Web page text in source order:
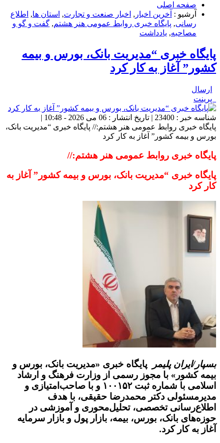
صفحه اصلی
آرشیو : آخرین اخبار , اخبار صنعت و تجارت, استان ها, اطلاع
رسانی, پایگاه خبری روابط عمومی هنر هشتم, گفت و گو و
مصاحبه, یادداشت
پایگاه خبری “مدیریت بانک، بورس و بیمه
کشور” آغاز به کار کرد
ارسال
پرینت
شناسه خبر : 23400 | تاریخ انتشار : 06 می 2026 - 10:48 |
پایگاه خبری روابط عمومی هنر هشتم:// پایگاه خبری “مدیریت بانک،
بورس و بیمه کشور” آغاز به کار کرد
پایگاه خبری روابط عمومی هنر هشتم://
پایگاه خبری “مدیریت بانک، بورس و بیمه کشور” آغاز به
کار کرد
بسپار/ایران پلیمر پایگاه خبری «مدیریت بانک، بورس و
بیمه کشور» با مجوز رسمی از وزارت فرهنگ و ارشاد
اسلامی با شماره ثبت ۱۰۰۱۵۲ و با صاحب‌امتیازی و
مدیرمسئولی دکتر محمدرضا حقیقی، با هدف
اطلاع‌رسانی تخصصی، تحلیل‌محوری و آموزشی در
حوزه‌های بانک، بورس، بیمه، بازار پول و بازار سرمایه
آغاز به کار کرد.